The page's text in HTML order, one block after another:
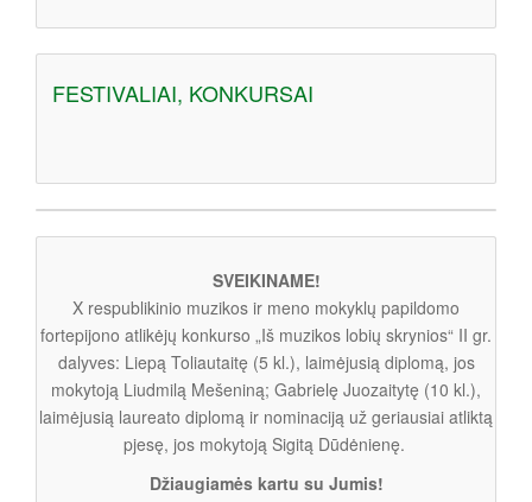
FESTIVALIAI, KONKURSAI
SVEIKINAME!
X respublikinio muzikos ir meno mokyklų papildomo
fortepijono atlikėjų konkurso „Iš muzikos lobių skrynios“ II gr.
dalyves: Liepą Toliautaitę (5 kl.), laimėjusią diplomą, jos
mokytoją Liudmilą Mešeniną; Gabrielę Juozaitytę (10 kl.),
laimėjusią laureato diplomą ir nominaciją už geriausiai atliktą
pjesę, jos mokytoją Sigitą Dūdėnienę.
Džiaugiamės kartu su Jumis!